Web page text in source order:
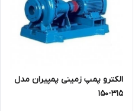
الکترو پمپ زمینی پمپیران مدل
315-150